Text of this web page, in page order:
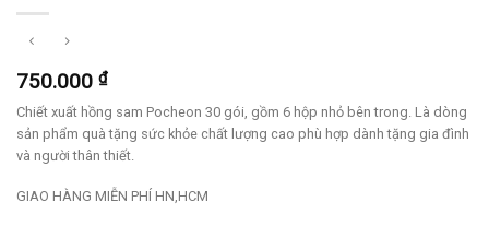
750.000 ₫
Chiết xuất hồng sam Pocheon 30 gói, gồm 6 hộp nhỏ bên trong. Là dòng
sản phẩm quà tặng sức khỏe chất lượng cao phù hợp dành tặng gia đình
và người thân thiết.
GIAO HÀNG MIỄN PHÍ HN,HCM